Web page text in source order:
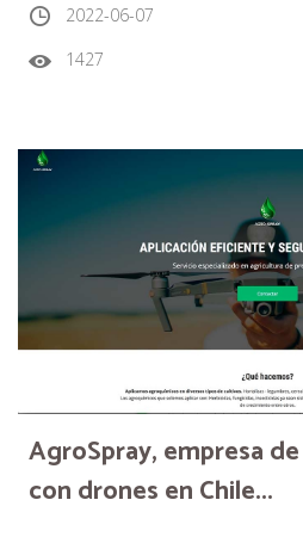
2022-06-07
1427
AgroSpray, empresa
con drones en Chile...